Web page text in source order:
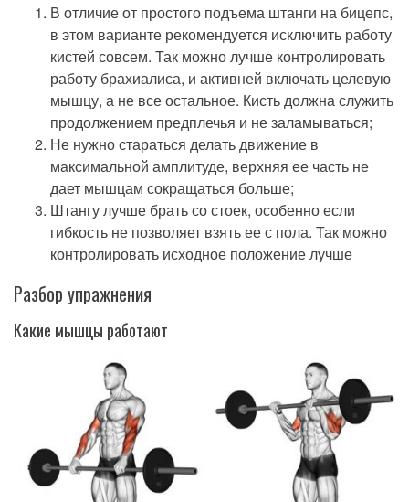
В отличие от простого подъема штанги на бицепс,
в этом варианте рекомендуется исключить работу
кистей совсем. Так можно лучше контролировать
работу брахиалиса, и активней включать целевую
мышцу, а не все остальное. Кисть должна служить
продолжением предплечья и не заламываться;
Не нужно стараться делать движение в
максимальной амплитуде, верхняя ее часть не
дает мышцам сокращаться больше;
Штангу лучше брать со стоек, особенно если
гибкость не позволяет взять ее с пола. Так можно
контролировать исходное положение лучше
Разбор упражнения
Какие мышцы работают